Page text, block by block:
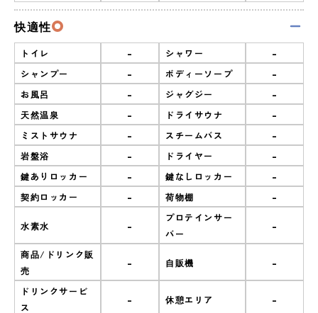
快適性
トイレ - シャワー -
シャンプー - ボディーソープ -
お風呂 - ジャグジー -
天然温泉 - ドライサウナ -
ミストサウナ - スチームバス -
岩盤浴 - ドライヤー -
鍵ありロッカー - 鍵なしロッカー -
契約ロッカー - 荷物棚 -
水素水 -
プロテインサー
バー
-
商品/ドリンク販
売
- 自販機 -
ドリンクサービ
ス
- 休憩エリア -